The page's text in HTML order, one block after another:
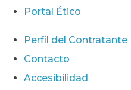
Portal Ético
Perfil del Contratante
Contacto
Accesibilidad